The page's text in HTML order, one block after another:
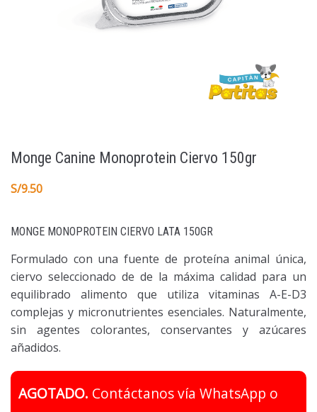
Monge Canine Monoprotein Ciervo 150gr
S/9.50
MONGE MONOPROTEIN CIERVO LATA 150GR
Formulado con una fuente de proteína animal única,
ciervo seleccionado de de la máxima calidad para un
equilibrado alimento que utiliza vitaminas A-E-D3
complejas y micronutrientes esenciales. Naturalmente,
sin agentes colorantes, conservantes y azúcares
añadidos.
AGOTADO. Contáctanos vía WhatsApp o